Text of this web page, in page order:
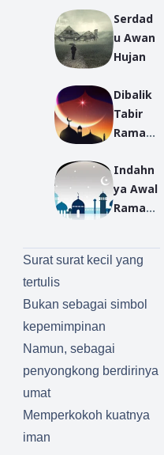
Serdad
u Awan
Hujan
Dibalik
Tabir
Ramad
Indahn
ya Awal
Ramad
Dengan
Ayah
Surat surat kecil yang
tertulis
Bukan sebagai simbol
kepemimpinan
Namun, sebagai
penyongkong berdirinya
umat
Memperkokoh kuatnya
iman